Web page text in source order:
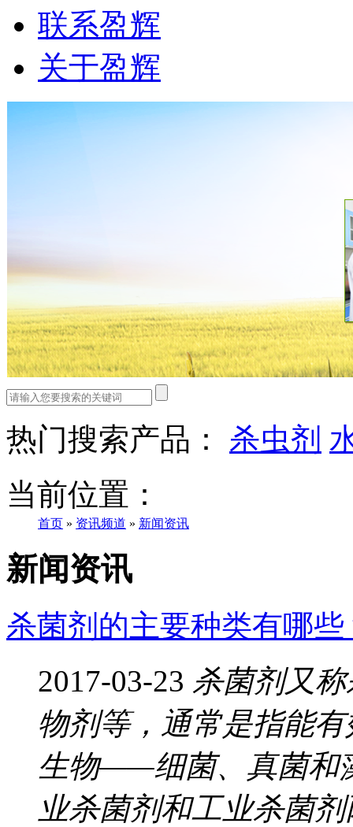
联系盈辉
关于盈辉
热门搜索产品： 杀虫剂
当前位置：
首页 » 资讯频道 » 新闻资讯
新闻资讯
杀菌剂的主要种类有哪些
2017-03-23 杀菌剂又
物剂等，通常是指能
生物——细菌、真菌和
业杀菌剂和工业杀菌